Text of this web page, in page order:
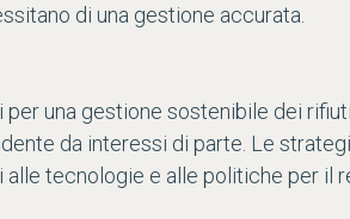
di una gestione accurata.
una gestione sostenibile dei
da interessi di parte. Le
tecnologie e alle politiche per il